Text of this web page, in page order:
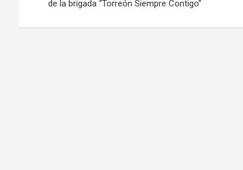
entradas
de la brigada “Torreón Siempre Contigo”